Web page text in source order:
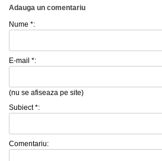
Adauga un comentariu
Nume *:
E-mail *:
(nu se afiseaza pe site)
Subiect *:
Comentariu: